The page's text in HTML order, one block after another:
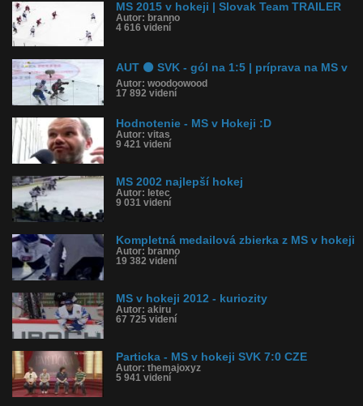
MS 2015 v hokeji | Slovak Team TRAILER
Autor: branno
4 616 videní
AUT ⚫️ SVK - gól na 1:5 | príprava na MS v
Autor: woodoowood
17 892 videní
Hodnotenie - MS v Hokeji :D
Autor: vitas
9 421 videní
MS 2002 najlepší hokej
Autor: letec
9 031 videní
Kompletná medailová zbierka z MS v hokeji
Autor: branno
19 382 videní
MS v hokeji 2012 - kuriozity
Autor: akiru
67 725 videní
Particka - MS v hokeji SVK 7:0 CZE
Autor: themajoxyz
5 941 videní